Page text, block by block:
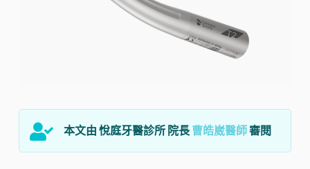
本文由 悅庭牙醫診所 院長曹皓崴醫師審閱